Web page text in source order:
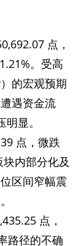
点，
。受高
的宏观预期
遇资金流
明显。
点，微跌
内部分化及
区间窄幅震
点，
路径的不确